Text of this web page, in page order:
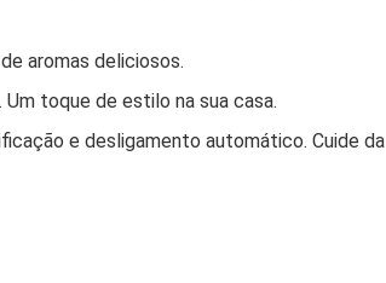
aromas deliciosos.
toque de estilo na sua casa.
e desligamento automático. Cuide da